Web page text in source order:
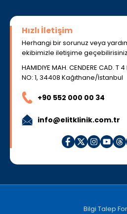
Hızlı İletişim
Herhangi bir sorunuz veya
ekibimizle iletişime
HAMIDIYE MAH. CENDERE CAD. T
NO: 1, 34408 Kağıthane/İstanbul
+90 552 000 00 34
info@elitklinik.com.tr
Bilgi Talep